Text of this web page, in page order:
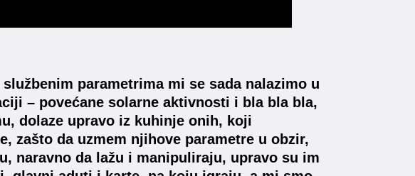
parametrima mi se sada nalazimo u
– povećane solarne aktivnosti i bla bla bla,
dolaze upravo iz kuhinje onih, koji
zašto da uzmem njihove parametre u obzir,
naravno da lažu i manipuliraju, upravo su im